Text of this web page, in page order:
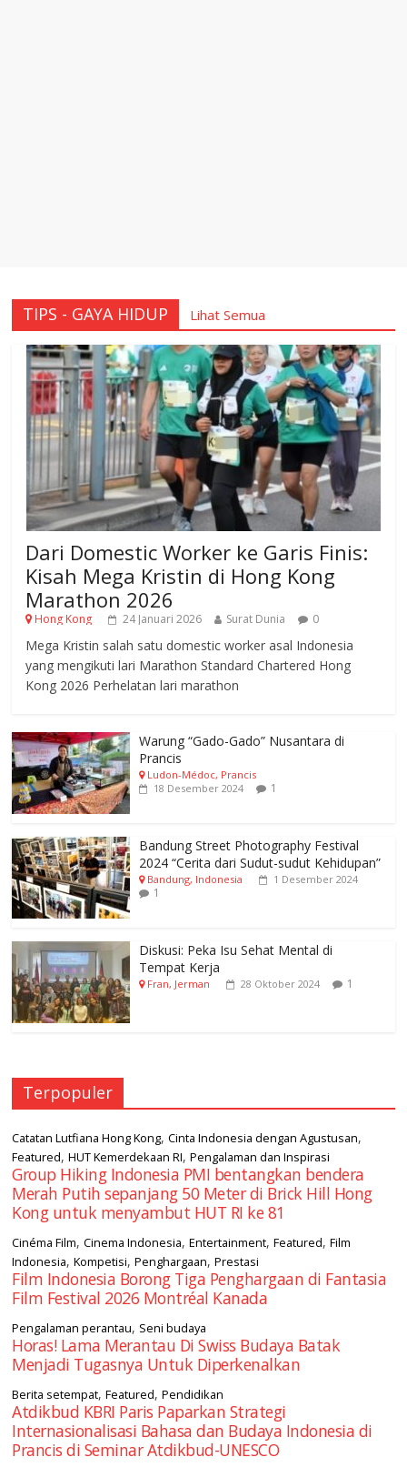
TIPS - GAYA HIDUP Lihat Semua
Dari Domestic Worker ke Garis Finis:
Kisah Mega Kristin di Hong Kong
Marathon 2026
Hong Kong 24 Januari 2026 Surat Dunia 0
Mega Kristin salah satu domestic worker asal Indonesia
yang mengikuti lari Marathon Standard Chartered Hong
Kong 2026 Perhelatan lari marathon
Warung “Gado-Gado” Nusantara di
Prancis
Ludon-Médoc, Prancis
18 Desember 2024
1
Bandung Street Photography Festival
2024 “Cerita dari Sudut-sudut Kehidupan”
Bandung, Indonesia 1 Desember 2024
1
Diskusi: Peka Isu Sehat Mental di
Tempat Kerja
Fran, Jerman 28 Oktober 2024 1
Terpopuler
Catatan Lutfiana Hong Kong,Cinta Indonesia dengan Agustusan,
Featured,HUT Kemerdekaan RI,Pengalaman dan Inspirasi
Group Hiking Indonesia PMI bentangkan bendera
Merah Putih sepanjang 50 Meter di Brick Hill Hong
Kong untuk menyambut HUT RI ke 81
Cinéma Film,Cinema Indonesia,Entertainment,Featured,Film
Indonesia,Kompetisi,Penghargaan,Prestasi
Film Indonesia Borong Tiga Penghargaan di Fantasia
Film Festival 2026 Montréal Kanada
Pengalaman perantau, Seni budaya
Horas! Lama Merantau Di Swiss Budaya Batak
Menjadi Tugasnya Untuk Diperkenalkan
Berita setempat,Featured,Pendidikan
Atdikbud KBRI Paris Paparkan Strategi
Internasionalisasi Bahasa dan Budaya Indonesia di
Prancis di Seminar Atdikbud-UNESCO